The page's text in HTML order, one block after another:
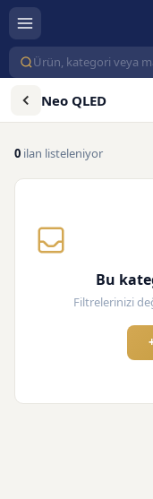
Neo QLED
0 ilan listeleniyor
Bu
Filtrelerinizi